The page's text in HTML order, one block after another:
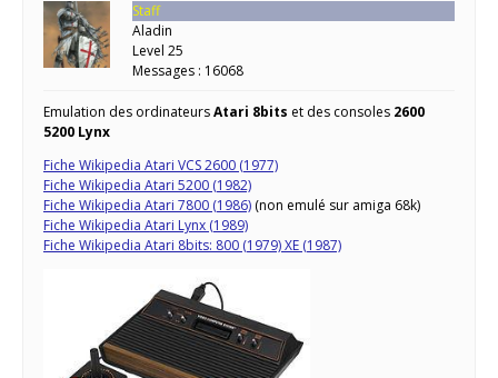
Staff
Aladin
Level 25
Messages : 16068
Emulation des ordinateursAtari 8bits et des consoles 2600
5200 Lynx
Fiche Wikipedia Atari VCS 2600 (1977)
Fiche Wikipedia Atari 5200 (1982)
Fiche Wikipedia Atari 7800 (1986) (non emulé sur amiga 68k)
Fiche Wikipedia Atari Lynx (1989)
Fiche Wikipedia Atari 8bits: 800 (1979) XE (1987)